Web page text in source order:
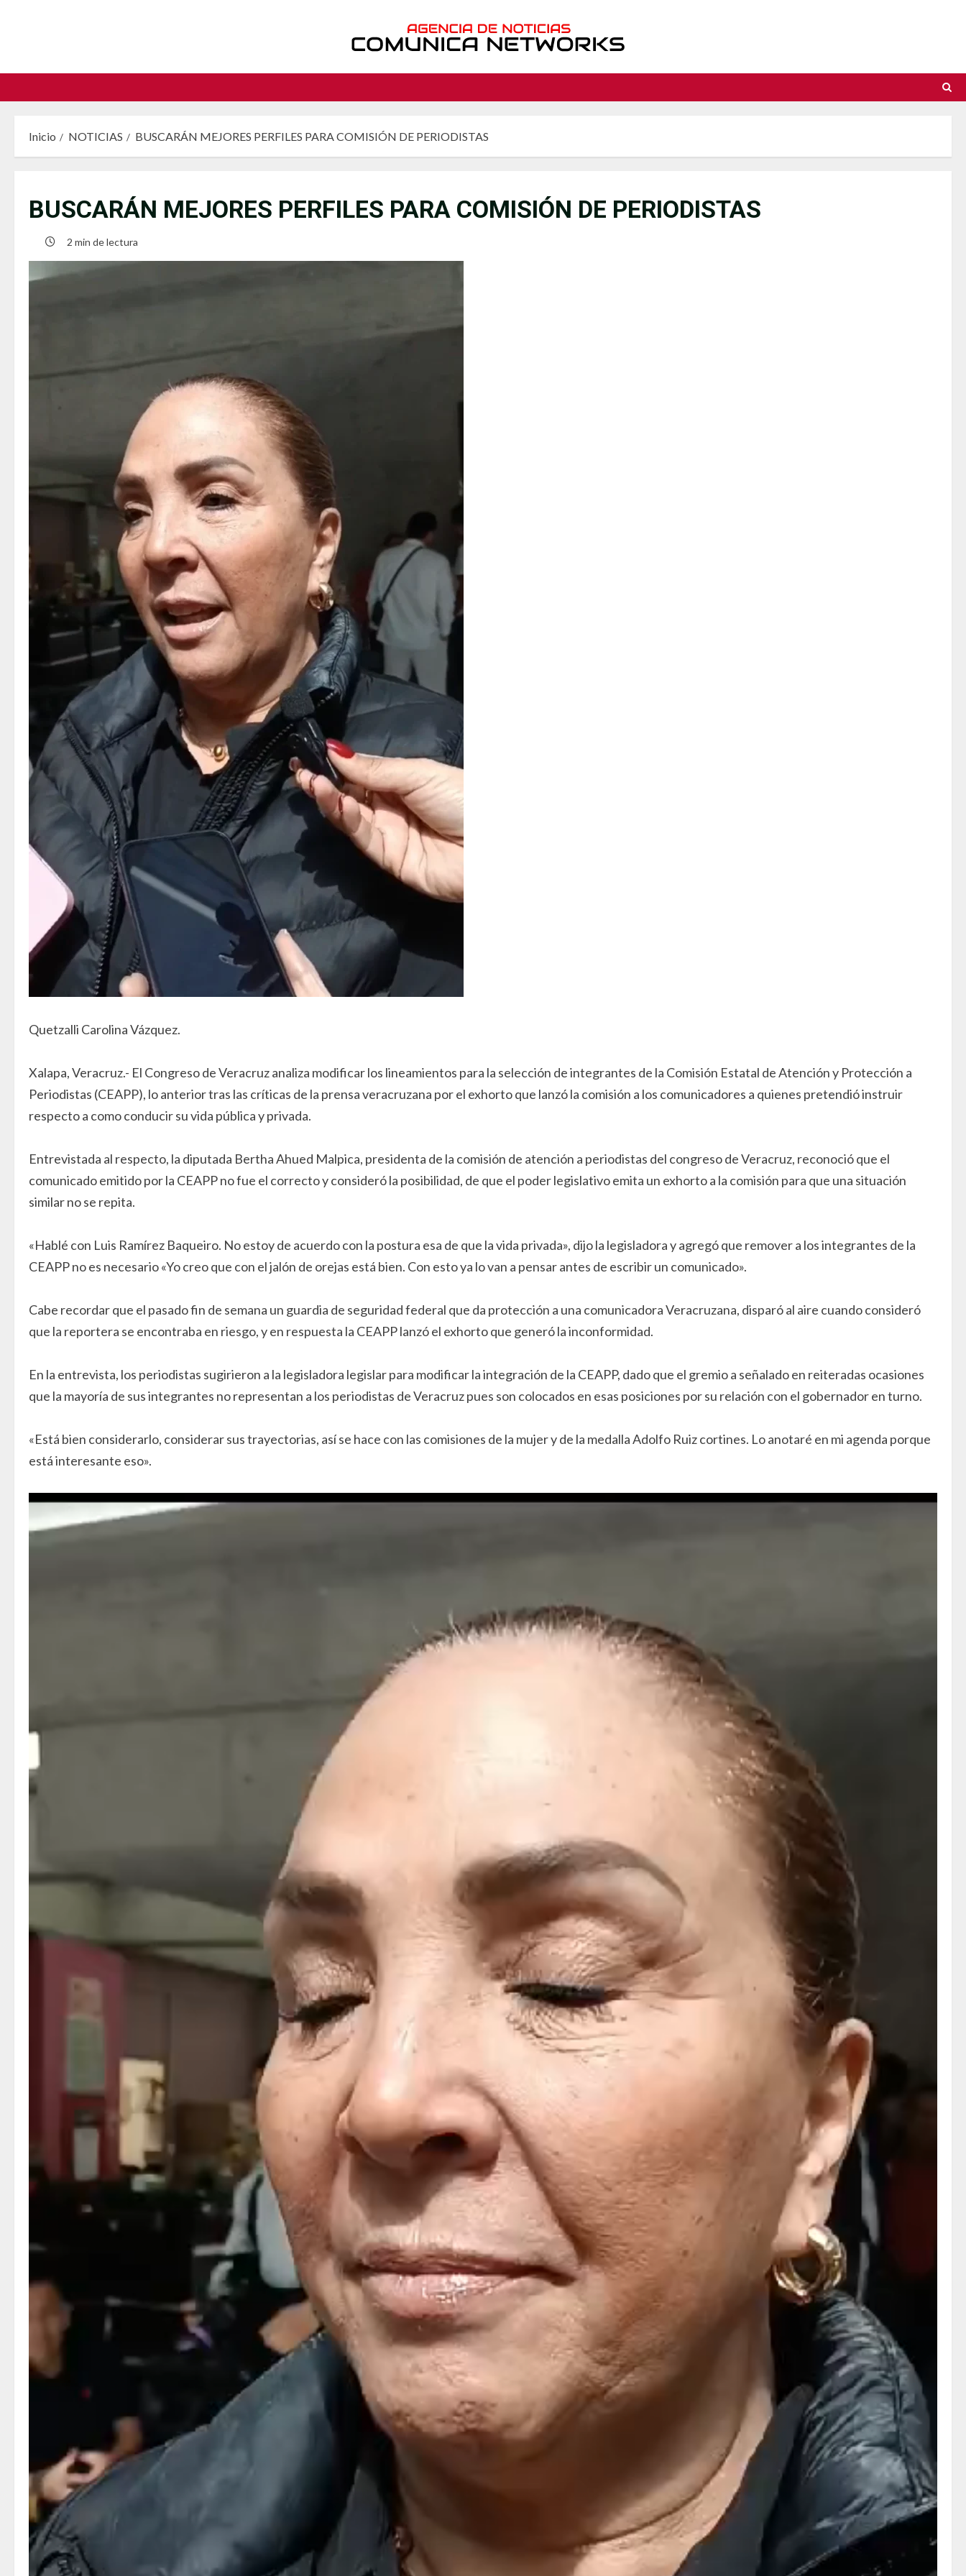
Inicio NOTICIAS BUSCARÁN MEJORES PERFILES PARA COMISIÓN DE PERIODISTAS
BUSCARÁN MEJORES PERFILES PARA COMISIÓN DE PERIODISTAS
2 min de lectura
Quetzalli Carolina Vázquez.
Xalapa, Veracruz.- El Congreso de Veracruz analiza modificar los lineamientos para la selección de integrantes de la Comisión Estatal de Atención y Protección a
Periodistas (CEAPP), lo anterior tras las críticas de la prensa veracruzana por el exhorto que lanzó la comisión a los comunicadores a quienes pretendió instruir
respecto a como conducir su vida pública y privada.
Entrevistada al respecto, la diputada Bertha Ahued Malpica, presidenta de la comisión de atención a periodistas del congreso de Veracruz, reconoció que el
comunicado emitido por la CEAPP no fue el correcto y consideró la posibilidad, de que el poder legislativo emita un exhorto a la comisión para que una situación
similar no se repita.
«Hablé con Luis Ramírez Baqueiro. No estoy de acuerdo con la postura esa de que la vida privada», dijo la legisladora y agregó que remover a los integrantes de la
CEAPP no es necesario «Yo creo que con el jalón de orejas está bien. Con esto ya lo van a pensar antes de escribir un comunicado».
Cabe recordar que el pasado fin de semana un guardia de seguridad federal que da protección a una comunicadora Veracruzana, disparó al aire cuando consideró
que la reportera se encontraba en riesgo, y en respuesta la CEAPP lanzó el exhorto que generó la inconformidad.
En la entrevista, los periodistas sugirieron a la legisladora legislar para modificar la integración de la CEAPP, dado que el gremio a señalado en reiteradas ocasiones
que la mayoría de sus integrantes no representan a los periodistas de Veracruz pues son colocados en esas posiciones por su relación con el gobernador en turno.
«Está bien considerarlo, considerar sus trayectorias, así se hace con las comisiones de la mujer y de la medalla Adolfo Ruiz cortines. Lo anotaré en mi agenda porque
está interesante eso».